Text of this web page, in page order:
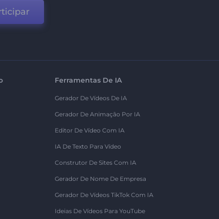
Ferramentas De IA
Gerador De Vídeos De IA
Gerador De Animação Por IA
Editor De Vídeo Com IA
IA De Texto Para Vídeo
Construtor De Sites Com IA
Gerador De Nome De Empresa
Gerador De Vídeos TikTok Com IA
Ideias De Vídeos Para YouTube